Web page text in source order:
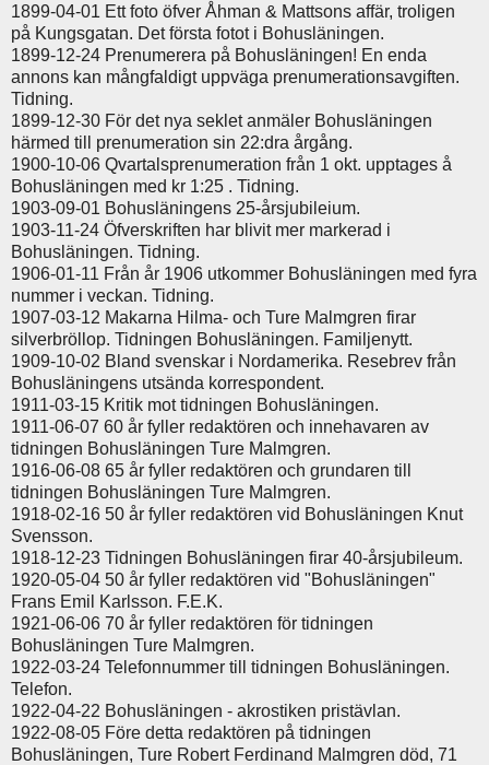
1899-04-01 Ett foto öfver Åhman & Mattsons affär, troligen
på Kungsgatan. Det första fotot i Bohusläningen.
1899-12-24 Prenumerera på Bohusläningen! En enda
annons kan mångfaldigt uppväga prenumerationsavgiften.
Tidning.
1899-12-30 För det nya seklet anmäler Bohusläningen
härmed till prenumeration sin 22:dra årgång.
1900-10-06 Qvartalsprenumeration från 1 okt. upptages å
Bohusläningen med kr 1:25 . Tidning.
1903-09-01 Bohusläningens 25-årsjubileium.
1903-11-24 Öfverskriften har blivit mer markerad i
Bohusläningen. Tidning.
1906-01-11 Från år 1906 utkommer Bohusläningen med fyra
nummer i veckan. Tidning.
1907-03-12 Makarna Hilma- och Ture Malmgren firar
silverbröllop. Tidningen Bohusläningen. Familjenytt.
1909-10-02 Bland svenskar i Nordamerika. Resebrev från
Bohusläningens utsända korrespondent.
1911-03-15 Kritik mot tidningen Bohusläningen.
1911-06-07 60 år fyller redaktören och innehavaren av
tidningen Bohusläningen Ture Malmgren.
1916-06-08 65 år fyller redaktören och grundaren till
tidningen Bohusläningen Ture Malmgren.
1918-02-16 50 år fyller redaktören vid Bohusläningen Knut
Svensson.
1918-12-23 Tidningen Bohusläningen firar 40-årsjubileum.
1920-05-04 50 år fyller redaktören vid "Bohusläningen"
Frans Emil Karlsson. F.E.K.
1921-06-06 70 år fyller redaktören för tidningen
Bohusläningen Ture Malmgren.
1922-03-24 Telefonnummer till tidningen Bohusläningen.
Telefon.
1922-04-22 Bohusläningen - akrostiken pristävlan.
1922-08-05 Före detta redaktören på tidningen
Bohusläningen, Ture Robert Ferdinand Malmgren död, 71